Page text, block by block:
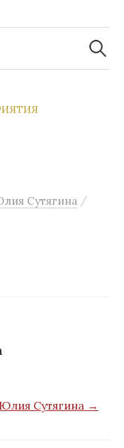
Найти:
Сутягина /
Сутягина →